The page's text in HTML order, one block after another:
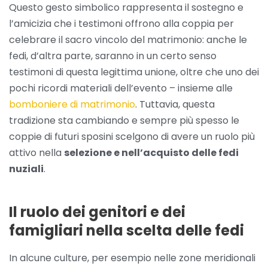
Questo gesto simbolico rappresenta il sostegno e
l’amicizia che i testimoni offrono alla coppia per
celebrare il sacro vincolo del matrimonio: anche le
fedi, d’altra parte, saranno in un certo senso
testimoni di questa legittima unione, oltre che uno dei
pochi ricordi materiali dell’evento – insieme alle
bomboniere di matrimonio. Tuttavia, questa
tradizione sta cambiando e sempre più spesso le
coppie di futuri sposini scelgono di avere un ruolo più
attivo nella selezione e nell’acquisto delle fedi
nuziali.
Il ruolo dei genitori e dei
famigliari nella scelta delle fedi
In alcune culture, per esempio nelle zone meridionali